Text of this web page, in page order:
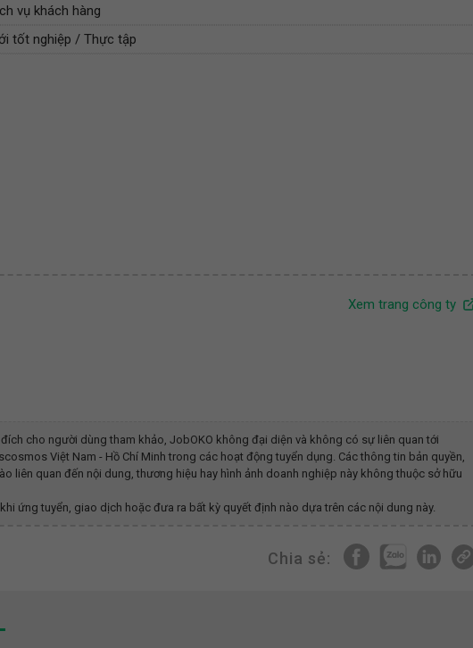
vụ khách hàng
tốt nghiệp / Thực tập
Xem trang công ty
cho người dùng tham khảo, JobOKO không đại diện và không có sự liên quan tới
Việt Nam - Hồ Chí Minh trong các hoạt động tuyển dụng. Các thông tin bản quyền,
liên quan đến nội dung, thương hiệu hay hình ảnh doanh nghiệp này không thuộc sở hữu
ứng tuyển, giao dịch hoặc đưa ra bất kỳ quyết định nào dựa trên các nội dung này.
Chia sẻ: